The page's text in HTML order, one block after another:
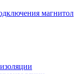
магнитол